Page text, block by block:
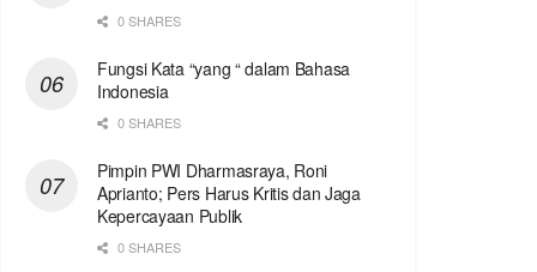
0 SHARES
Fungsi Kata “yang “ dalam Bahasa
Indonesia
0 SHARES
Pimpin PWI Dharmasraya, Roni
Aprianto; Pers Harus Kritis dan Jaga
Kepercayaan Publik
0 SHARES